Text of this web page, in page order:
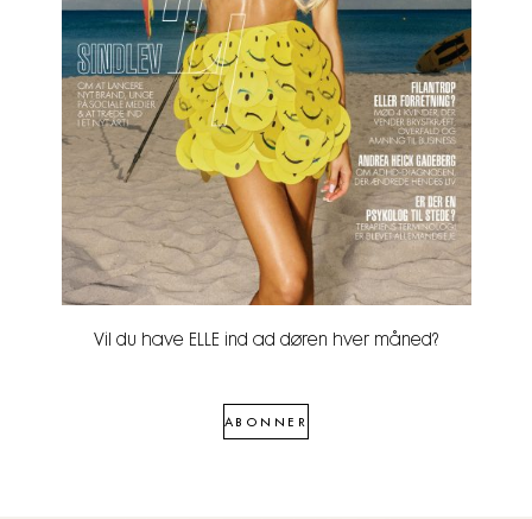
Vil du have ELLE ind ad døren hver måned?
ABONNER